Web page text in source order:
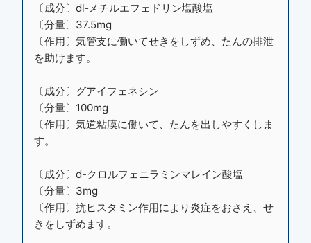
〔成分〕dl‐メチルエフェドリン塩酸塩
〔分量〕37.5mg
〔作用〕気管支に働いてせきをしずめ、たんの排泄
を助けます。
〔成分〕グアイフェネシン
〔分量〕100mg
〔作用〕気道粘膜に働いて、たんを出しやすくしま
す。
〔成分〕d-クロルフェニラミンマレイン酸塩
〔分量〕3mg
〔作用〕抗ヒスタミン作用により炎症をおさえ、せ
きをしずめます。